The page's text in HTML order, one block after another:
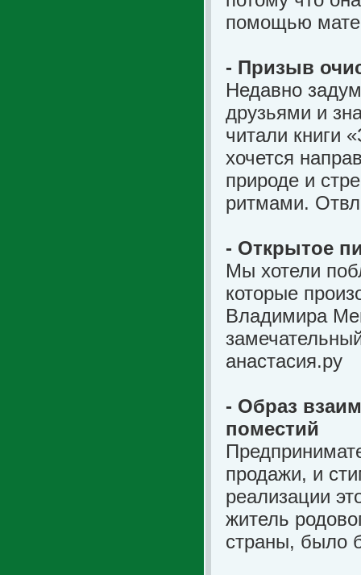
помощью
- Призыв
Недавно
друзьями и
читали книги
хочется
природе и
ритмами.
- Открытое
Мы хотели
которые
Владимира
анастасия.ру
- Образ
поместий
продажи, и
реализации
житель
страны,